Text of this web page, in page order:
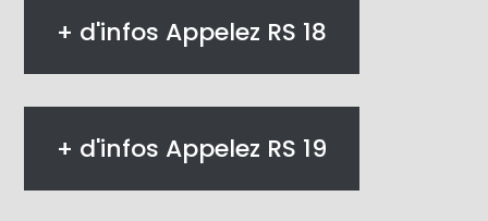
+ d'infos Appelez RS 18
+ d'infos Appelez RS 19